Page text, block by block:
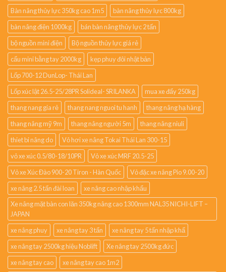
Bàn nâng thủy lực 350kg cao 1m5
bàn nâng thủy lực 800kg
bàn nâng điện 1000kg
bán bàn nâng thủy lực 2 tấn
bộ nguồn mini điện
Bộ nguồn thủy lực giá rẻ
cẩu mini bằng tay 2000kg
kẹp phuy đôi nhật bản
Lốp 700-12 DunLop- Thái Lan
Lốp xúc lật 26.5-25/28PR Solideal- SRILANKA
mua xe đẩy 250kg
thang nang gia rẻ
thang nang nguoi tu hanh
thang nâng hạ hàng
thang nâng mỹ 9m
thang nâng người 5m
thang nâng niuli
thiet bi nâng do
Vỏ hơi xe nâng Tokai Thái Lan 300-15
vỏ xe xúc 0.5/80-18/10PR
Vỏ xe xúc MRF 20.5-25
Vỏ xe Xúc Đào 900-20 Tiron - Hàn Quốc
Vỏ đặc xe nâng Pio 9.00-20
xe nâng 2.5 tấn đài loan
xe nâng cao nhập khẩu
Xe nâng mặt bàn con lăn 350kg nâng cao 1300mm NAL35 NICHI-LIFT –
JAPAN
xe nâng phuy
xe nâng tay 3 tấn
xe nâng tay 5 tấn nhập khẩ
xe nâng tay 2500kg hiệu Noblift
Xe nâng tay 2500kg đức
xe nâng tay cao
xe nâng tay cao 1m2